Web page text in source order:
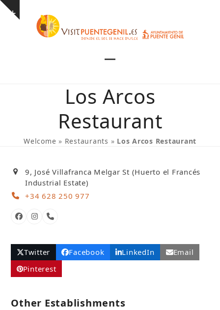
Skip
Show
mobile
menu
mobile
menu
Los Arcos
Restaurant
Welcome » Restaurants » Los Arcos Restaurant
9, José Villafranca Melgar St (Huerto el Francés
Industrial Estate)
+34 628 250 977
Facebook
Instagram
Phone
Twitter Facebook LinkedIn
Email
Pinterest
Other Establishments